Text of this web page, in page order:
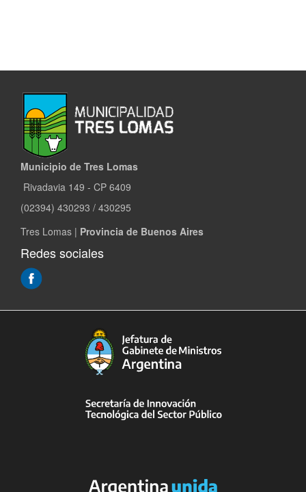
Municipio de Tres Lomas
Rivadavia 149 - CP 6409
(02394) 430293 / 430295
Tres Lomas | Provincia de Buenos Aires
Redes sociales